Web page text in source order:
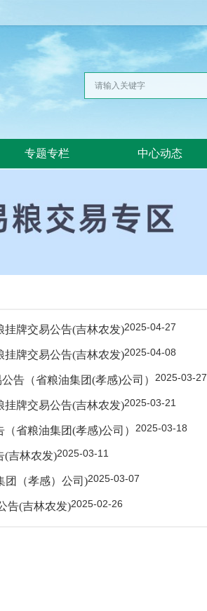
专题专栏 中心动态
挂牌交易公告(吉林农发)2025-04-27
挂牌交易公告(吉林农发)2025-04-08
告（省粮油集团(孝感)公司） 2025-03-27
挂牌交易公告(吉林农发)2025-03-21
省粮油集团(孝感)公司） 2025-03-18
(吉林农发)2025-03-11
团（孝感）公司)2025-03-07
告(吉林农发)2025-02-26